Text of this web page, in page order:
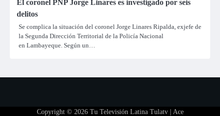
El coronel PNP Jorge Linares es investigado por seis
delitos
Se complica la situación del coronel Jorge Linares Ripalda, exjefe de
la Segunda Dirección Territorial de la Policía Nacional
en Lambayeque. Según un…
Copyright © 2026 Tu Televisión Latina Tulatv| Ace